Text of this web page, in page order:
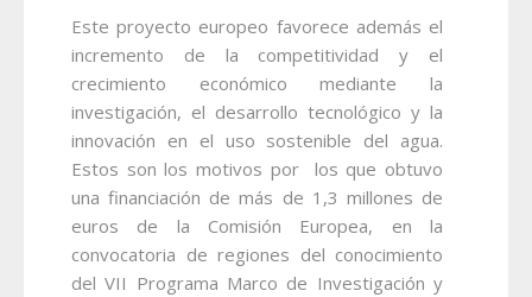
Este proyecto europeo favorece además el
incremento de la competitividad y el
crecimiento económico mediante la
investigación, el desarrollo tecnológico y la
innovación en el uso sostenible del agua.
Estos son los motivos por los que obtuvo
una financiación de más de 1,3 millones de
euros de la Comisión Europea, en la
convocatoria de regiones del conocimiento
del VII Programa Marco de Investigación y